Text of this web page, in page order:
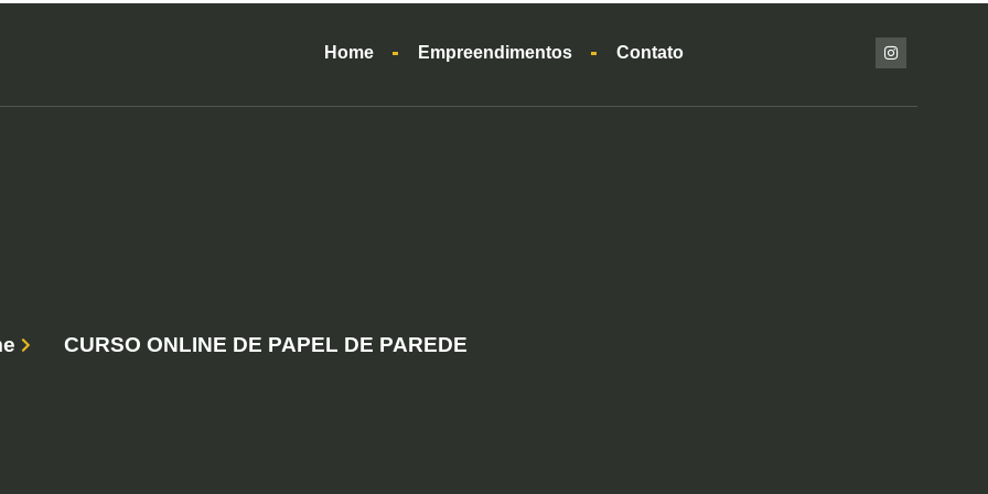
Home Empreendimentos Contato
CURSO ONLINE DE PAPEL DE PAREDE